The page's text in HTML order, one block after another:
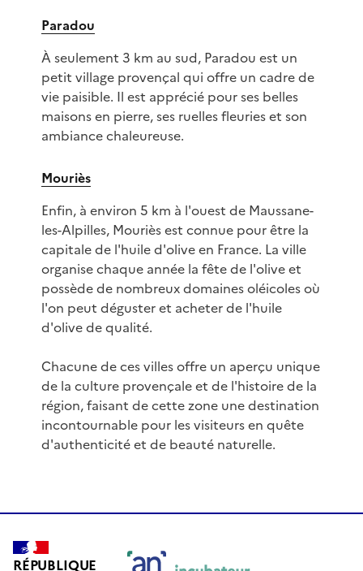
Paradou
À seulement 3 km au sud, Paradou est un
petit village provençal qui offre un cadre de
vie paisible. Il est apprécié pour ses belles
maisons en pierre, ses ruelles fleuries et son
ambiance chaleureuse.
Mouriès
Enfin, à environ 5 km à l'ouest de Maussane-
les-Alpilles, Mouriès est connue pour être la
capitale de l'huile d'olive en France. La ville
organise chaque année la fête de l'olive et
possède de nombreux domaines oléicoles où
l'on peut déguster et acheter de l'huile
d'olive de qualité.
Chacune de ces villes offre un aperçu unique
de la culture provençale et de l'histoire de la
région, faisant de cette zone une destination
incontournable pour les visiteurs en quête
d'authenticité et de beauté naturelle.
RÉPUBLIQUE